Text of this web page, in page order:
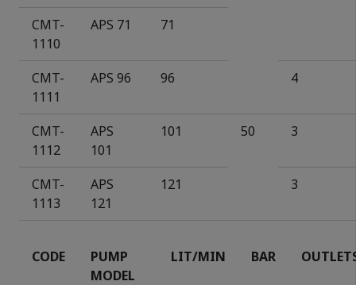
CMT-
1110
APS 71 71
CMT-
1111
APS 96 96 4
CMT-
1112
APS
101
101 50 3
CMT-
1113
APS
121
121 3
CODE
PUMP
MODEL
LIT/MIN BAR